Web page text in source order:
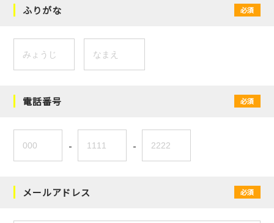
ふりがな 必須
電話番号 必須
- -
メールアドレス 必須